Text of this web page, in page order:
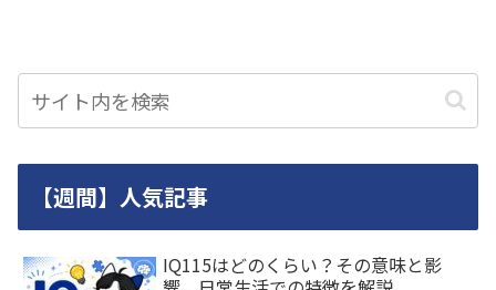
【週間】人気記事
IQ115はどのくらい？その意味と影